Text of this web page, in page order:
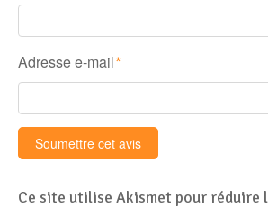
Adresse e-mail *
Ce site utilise Akismet pour réduire